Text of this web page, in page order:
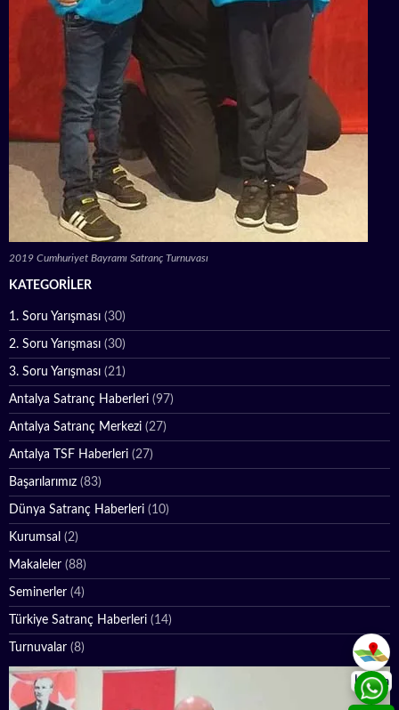
İletişim
2019 Cumhuriyet Bayramı Satranç Turnuvası
KATEGORILER
1. Soru Yarışması (30)
2. Soru Yarışması (30)
3. Soru Yarışması (21)
Antalya Satranç Haberleri (97)
Antalya Satranç Merkezi (27)
Antalya TSF Haberleri (27)
Başarılarımız (83)
Dünya Satranç Haberleri (10)
Kurumsal (2)
Makaleler (88)
Seminerler (4)
Türkiye Satranç Haberleri (14)
Turnuvalar (8)